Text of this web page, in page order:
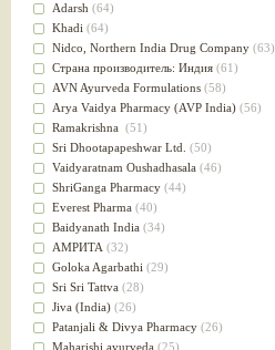
выводит токсины
Для здоровья печени
Для тела(39)
для очищения крови(38)
При диабете(38)
Антиоксидант(37)
Для Капха(Кафа) доши
От паразитов(37)
При расстройстве желудка (36)
Успокоительное(36)
Для глаз(34)
от геморроя(34)
Противовоспалительное
Для Питта доши(32)
Для сердца(32)
Для сосудов головного мозга
Для полости рта(32)
Дефицит железа(31)
Adarsh (64)
Khadi (64)
Nidсo, Northern India Drug Company (63)
Страна производитель: Индия (61)
AVN Ayurveda Formulations (58)
Arya Vaidya Pharmacy (AVP India) (56)
Ramakrishna (51)
Sri Dhootapapeshwar Ltd. (50)
Vaidyaratnam Oushadhasala (46)
ShriGanga Pharmacy (44)
Everest Pharma (40)
Baidyanath India (34)
АМРИТА (32)
Goloka Agarbathi (29)
Sri Sri Tattva (28)
Jiva (India) (26)
Patanjali & Divya Pharmacy (26)
Maharishi ayurveda (25)